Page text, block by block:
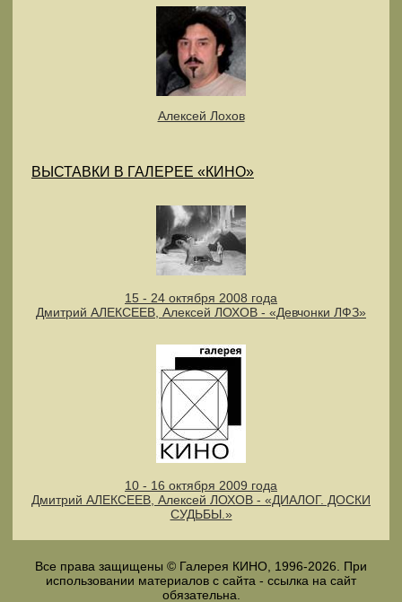
Алексей Лохов
ВЫСТАВКИ В ГАЛЕРЕЕ «КИНО»
15 - 24 октября 2008 года
Дмитрий АЛЕКСЕЕВ, Алексей ЛОХОВ - «Девчонки ЛФЗ»
10 - 16 октября 2009 года
Дмитрий АЛЕКСЕЕВ, Алексей ЛОХОВ - «ДИАЛОГ. ДОСКИ
СУДЬБЫ.»
Все права защищены © Галерея КИНО, 1996-2026. При
использовании материалов с сайта - ссылка на сайт
обязательна.